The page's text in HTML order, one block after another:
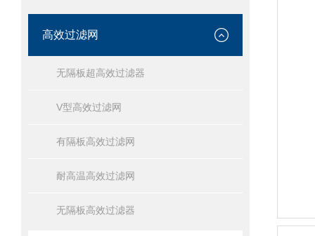
高效过滤网
无隔板超高效过滤器
V型高效过滤网
有隔板高效过滤网
耐高温高效过滤网
无隔板高效过滤器